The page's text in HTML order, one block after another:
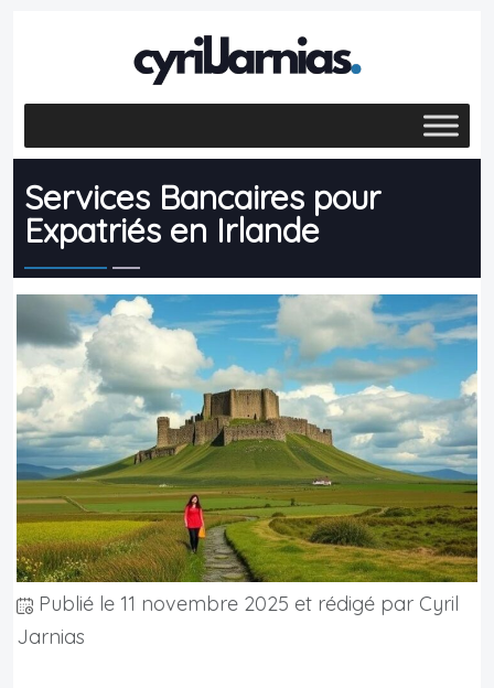
Services Bancaires pour
Expatriés en Irlande
Publié le 11 novembre 2025 et rédigé par Cyril
Jarnias